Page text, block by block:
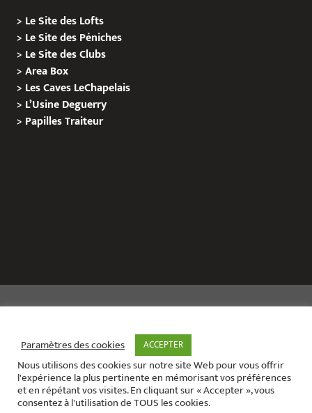
> Le Site des Lofts
> Le Site des Péniches
> Le Site des Clubs
>Area Box
> Les Caves LeChapelais
> L’Usine Deguerry
> PapillesTraiteur
Le site de l’évènementiel contact :01 42 71 40 79
Contact mail:contact@areabox.fr
Paramètres des cookies ACCEPTER
Nous utilisons des cookies sur notre site Web pour vous offrir
l'expérience la plus pertinente en mémorisant vos préférences
et en répétant vos visites. En cliquant sur « Accepter », vous
consentez à l'utilisation de TOUS les cookies.